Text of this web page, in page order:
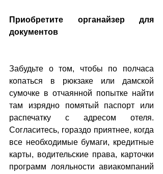
Приобретите органайзер для
документов
Забудьте о том, чтобы по полчаса
копаться в рюкзаке или дамской
сумочке в отчаянной попытке найти
там изрядно помятый паспорт или
распечатку с адресом отеля.
Согласитесь, гораздо приятнее, когда
все необходимые бумаги, кредитные
карты, водительские права, карточки
программ лояльности авиакомпаний